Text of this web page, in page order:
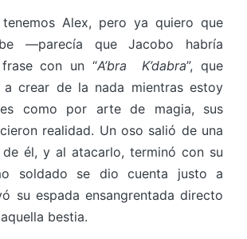
Alex, pero ya quiero que
—parecía que Jacobo habría
con un “A’bra K’dabra”, que
a crear de la nada mientras estoy
como por arte de magia, sus
realidad. Un oso salió de una
él, y al atacarlo, terminó con su
soldado se dio cuenta justo a
su espada ensangrentada directo
bestia.